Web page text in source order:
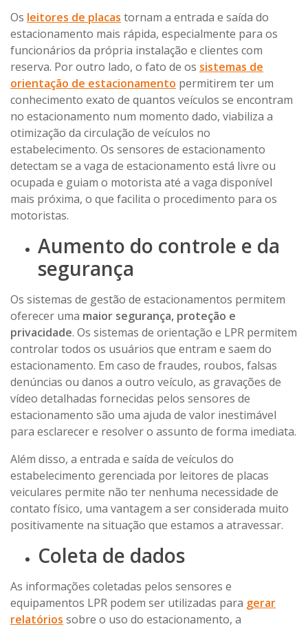
Os leitores de placas tornam a entrada e saída do
estacionamento mais rápida, especialmente para os
funcionários da própria instalação e clientes com
reserva. Por outro lado, o fato de os sistemas de
orientação de estacionamento permitirem ter um
conhecimento exato de quantos veículos se encontram
no estacionamento num momento dado, viabiliza a
otimização da circulação de veículos no
estabelecimento. Os sensores de estacionamento
detectam se a vaga de estacionamento está livre ou
ocupada e guiam o motorista até a vaga disponível
mais próxima, o que facilita o procedimento para os
motoristas.
Aumento do controle e da
segurança
Os sistemas de gestão de estacionamentos permitem
oferecer uma maior segurança, proteção e
privacidade. Os sistemas de orientação e LPR permitem
controlar todos os usuários que entram e saem do
estacionamento. Em caso de fraudes, roubos, falsas
denúncias ou danos a outro veículo, as gravações de
vídeo detalhadas fornecidas pelos sensores de
estacionamento são uma ajuda de valor inestimável
para esclarecer e resolver o assunto de forma imediata.
Além disso, a entrada e saída de veículos do
estabelecimento gerenciada por leitores de placas
veiculares permite não ter nenhuma necessidade de
contato físico, uma vantagem a ser considerada muito
positivamente na situação que estamos a atravessar.
Coleta de dados
As informações coletadas pelos sensores e
equipamentos LPR podem ser utilizadas para gerar
relatórios sobre o uso do estacionamento, a